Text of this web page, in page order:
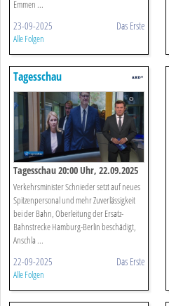
Emmen ...
23-09-2025 Das Erste
Alle Folgen
Tagesschau
Tagesschau 20:00 Uhr, 22.09.2025
Verkehrsminister Schnieder setzt auf neues
Spitzenpersonal und mehr Zuverlässigkeit
bei der Bahn, Oberleitung der Ersatz-
Bahnstrecke Hamburg-Berlin beschädigt,
Anschla ...
22-09-2025 Das Erste
Alle Folgen